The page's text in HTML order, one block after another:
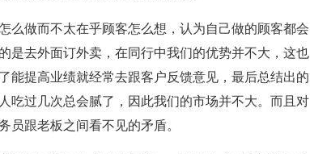
做而不太在乎顾客怎么想，认为自己做的顾客都会
是去外面订外卖，在同行中我们的优势并不大，这也
能提高业绩就经常去跟客户反馈意见，最后总结出的
吃过几次总会腻了，因此我们的市场并不大。而且对
员跟老板之间看不见的矛盾。